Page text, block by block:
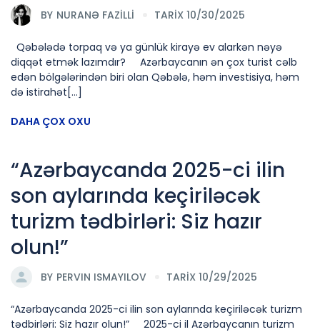
BY NURANƏ FAZILLI TARİX 10/30/2025
Qəbələdə torpaq və ya günlük kirayə ev alarkən nəyə
diqqət etmək lazımdır? Azərbaycanın ən çox turist cəlb
edən bölgələrindən biri olan Qəbələ, həm investisiya, həm
də istirahət[...]
DAHA ÇOX OXU
“Azərbaycanda 2025-ci ilin
son aylarında keçiriləcək
turizm tədbirləri: Siz hazır
olun!”
BY PERVIN ISMAYILOV TARİX 10/29/2025
“Azərbaycanda 2025-ci ilin son aylarında keçiriləcək turizm
tədbirləri: Siz hazır olun!” 2025-ci il Azərbaycanın turizm